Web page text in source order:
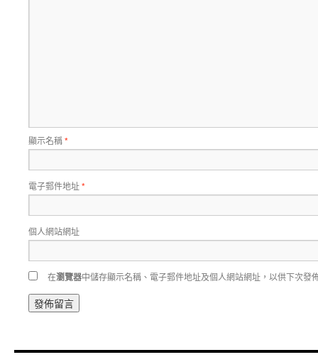
顯示名稱*
電子郵件地址*
個人網站網址
在瀏覽器中儲存顯示名稱、電子郵件地址及個人網站網址，以供下次發